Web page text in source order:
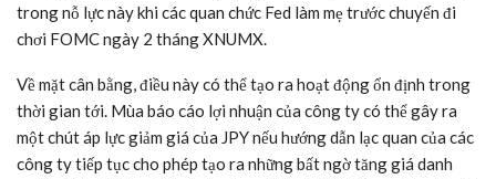
trong nỗ lực này khi các quan chức Fed làm mẹ trước chuyến đi
chơi FOMC ngày 2 tháng XNUMX.
Về mặt cân bằng, điều này có thể tạo ra hoạt động ổn định trong
thời gian tới. Mùa báo cáo lợi nhuận của công ty có thể gây ra
một chút áp lực giảm giá của JPY nếu hướng dẫn lạc quan của các
công ty tiếp tục cho phép tạo ra những bất ngờ tăng giá danh